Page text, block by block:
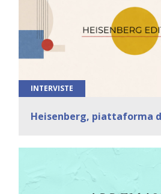
INTERVISTE
Heisenberg, piattaforma